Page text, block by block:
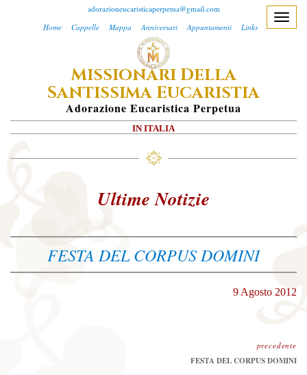
adorazioneucaristicaperpetua@gmail.com
Home
Cappelle Mappa Anniversari Appuntamenti Links
MISSIONARI DELLA
SANTISSIMA EUCARISTIA
ADorazione EUcaristica PErpetua
IN ITALIA
T
n
v
n
Ultime Notizie
FESTA DEL CORPUS DOMINI
9 Agosto 2012
precedente
FESTA DEL CORPUS DOMINI